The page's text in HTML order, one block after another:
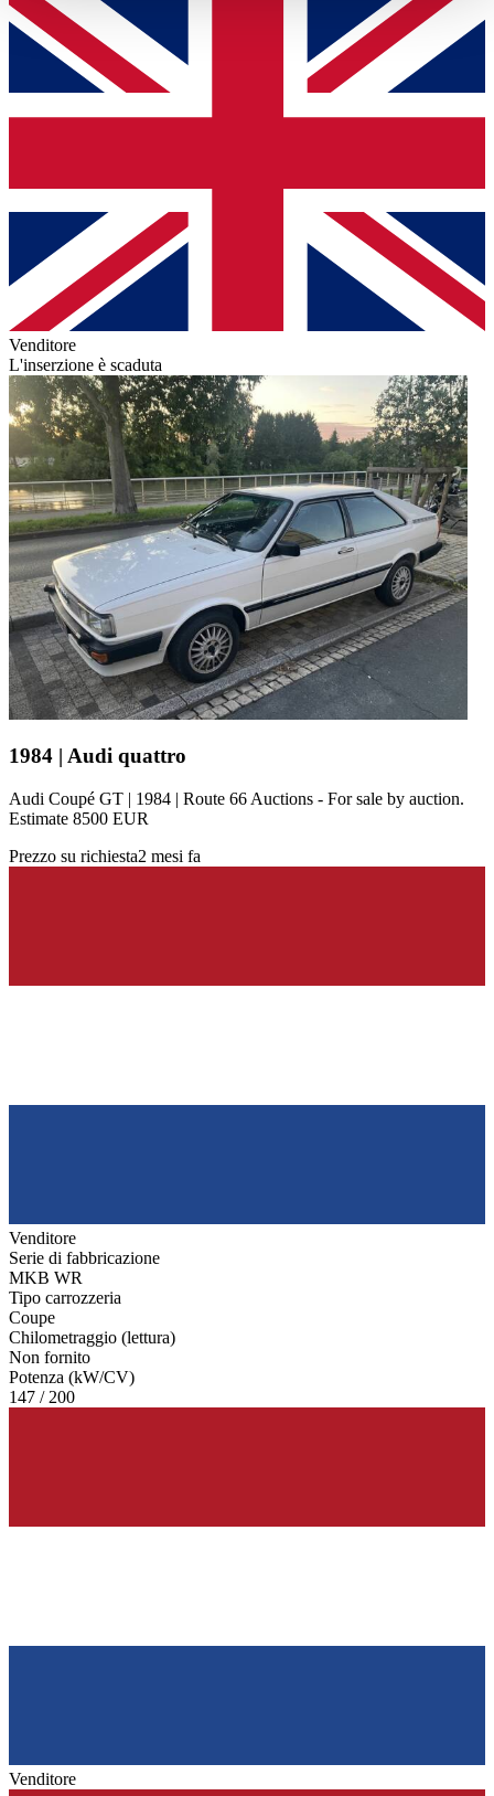
haben oder die sie im Rahmen Ihrer Nutzung der Dienste
gesammelt haben.
Datenschutzerklärung
Venditore
L'inserzione è scaduta
1984 | Audi quattro
Audi Coupé GT | 1984 | Route 66 Auctions - For sale by auction.
Estimate 8500 EUR
Prezzo su richiesta2 mesi fa
Venditore
Serie di fabbricazione
MKB WR
Tipo carrozzeria
Coupe
Chilometraggio (lettura)
Non fornito
Potenza (kW/CV)
147 / 200
Venditore